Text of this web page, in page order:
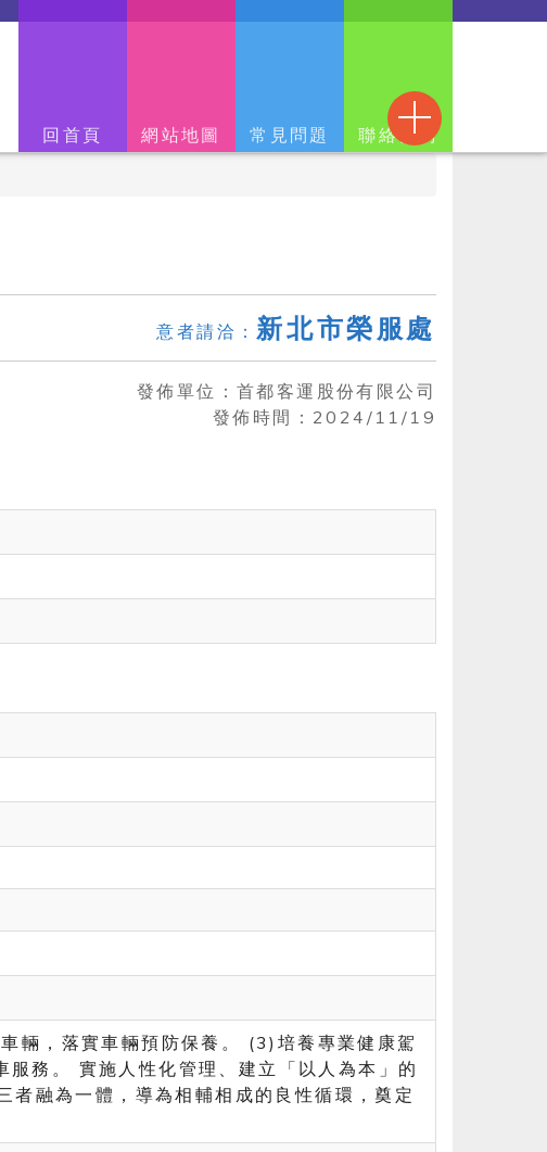
回首頁 網站地圖 常見問題
聯絡我們
意者請洽： 新北市榮服處
發佈單位： 首都客運股份有限公司
發佈時間： 2024/11/19
輛，落實車輛預防保養。 (3)培養專業健康駕
務。 實施人性化管理、建立「以人為本」的
者融為一體，導為相輔相成的良性循環，奠定